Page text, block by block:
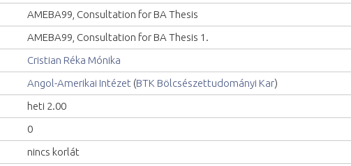
AMEBA99, Consultation for BA Thesis
AMEBA99, Consultation for BA Thesis 1.
Cristian Réka Mónika
Angol-Amerikai Intézet (BTK Bölcsészettudományi Kar)
heti 2.00
0
nincs korlát